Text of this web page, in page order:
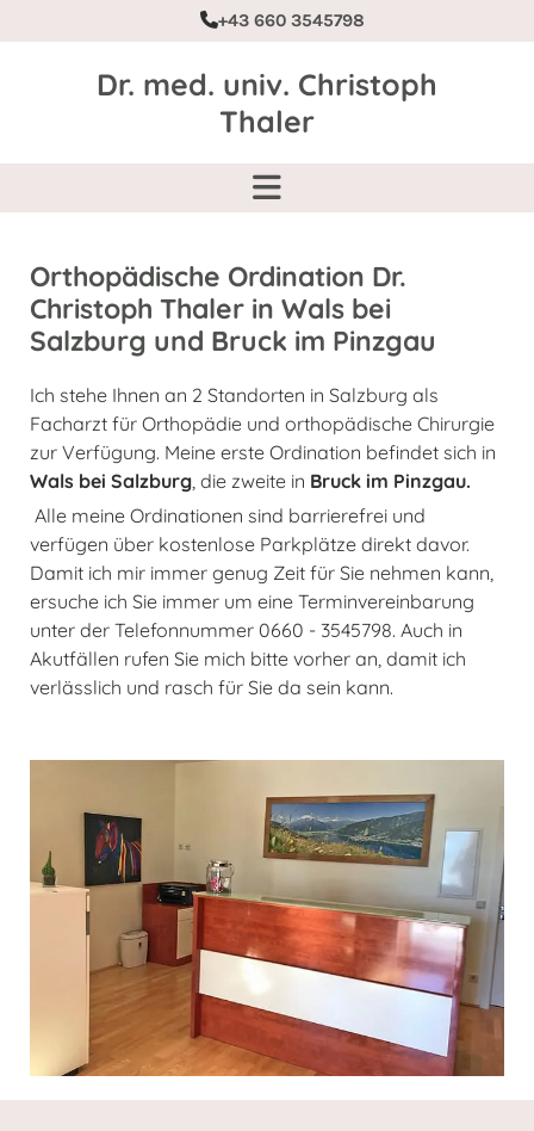
+43 660 3545798
Dr. med. univ. Christoph
Thaler
Orthopädische Ordination Dr.
Christoph Thaler in Wals bei
Salzburg und Bruck im Pinzgau
Ich stehe Ihnen an 2 Standorten in Salzburg als
Facharzt für Orthopädie und orthopädische Chirurgie
zur Verfügung. Meine erste Ordination befindet sich in
Wals bei Salzburg, die zweite in Bruck im Pinzgau.
Alle meine Ordinationen sind barrierefrei und
verfügen über kostenlose Parkplätze direkt davor.
Damit ich mir immer genug Zeit für Sie nehmen kann,
ersuche ich Sie immer um eine Terminvereinbarung
unter der Telefonnummer 0660 - 3545798. Auch in
Akutfällen rufen Sie mich bitte vorher an, damit ich
verlässlich und rasch für Sie da sein kann.